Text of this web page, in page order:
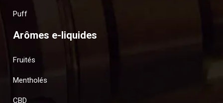
Puff
Arômes e-liquides
Fruités
Mentholés
CBD